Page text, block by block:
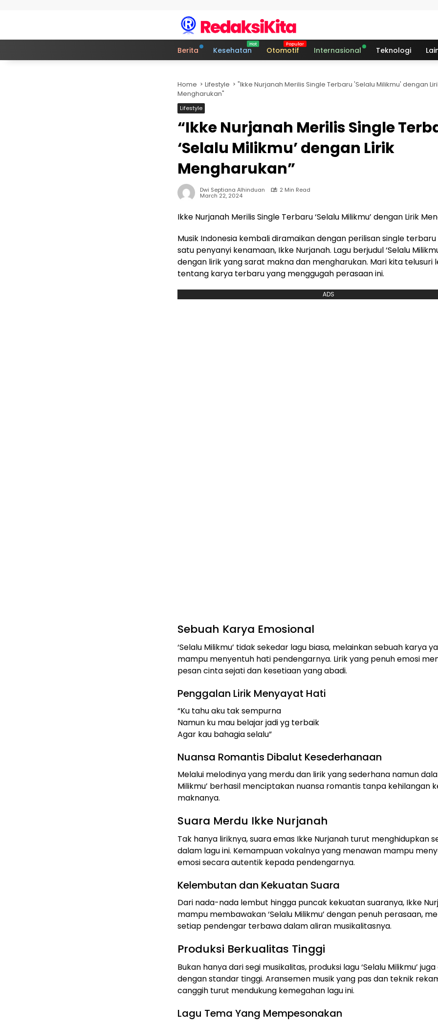
Berita Kesehatan Otomotif Internasional Teknologi
Home Lifestyle
"Ikke Nurjanah Merilis Single Terbaru 'Selalu Milikmu' dengan
Mengharukan"
Lifestyle
“Ikke Nurjanah Merilis Single
‘Selalu Milikmu’ dengan Lirik
Mengharukan”
Dwi Septiana Alhinduan 2 Min Read
March 22, 2024
Ikke Nurjanah Merilis Single Terbaru ‘Selalu Milikmu’ dengan Lirik
Musik Indonesia kembali diramaikan dengan perilisan single
satu penyanyi kenamaan, Ikke Nurjanah. Lagu berjudul ‘Selalu
dengan lirik yang sarat makna dan mengharukan. Mari kita telusuri
tentang karya terbaru yang menggugah perasaan ini.
ADS
Sebuah Karya Emosional
‘Selalu Milikmu’ tidak sekedar lagu biasa, melainkan sebuah karya
mampu menyentuh hati pendengarnya. Lirik yang penuh emosi
pesan cinta sejati dan kesetiaan yang abadi.
Penggalan Lirik Menyayat Hati
“Ku tahu aku tak sempurna
Namun ku mau belajar jadi yg terbaik
Agar kau bahagia selalu”
Nuansa Romantis Dibalut Kesederhanaan
Melalui melodinya yang merdu dan lirik yang sederhana namun
Milikmu’ berhasil menciptakan nuansa romantis tanpa kehilangan
maknanya.
Suara Merdu Ikke Nurjanah
Tak hanya liriknya, suara emas Ikke Nurjanah turut menghidupkan
dalam lagu ini. Kemampuan vokalnya yang menawan mampu
emosi secara autentik kepada pendengarnya.
Kelembutan dan Kekuatan Suara
Dari nada-nada lembut hingga puncak kekuatan suaranya, Ikke
mampu membawakan ‘Selalu Milikmu’ dengan penuh perasaan,
setiap pendengar terbawa dalam aliran musikalitasnya.
Produksi Berkualitas Tinggi
Bukan hanya dari segi musikalitas, produksi lagu ‘Selalu Milikmu’
dengan standar tinggi. Aransemen musik yang pas dan teknik
canggih turut mendukung kemegahan lagu ini.
Lagu Tema Yang Mempesonakan